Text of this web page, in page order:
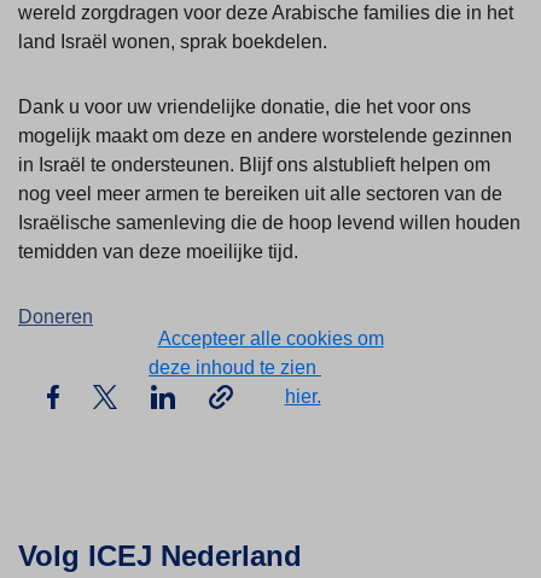
wereld zorgdragen voor deze Arabische families die in het
land Israël wonen, sprak boekdelen.
Dank u voor uw vriendelijke donatie, die het voor ons
mogelijk maakt om deze en andere worstelende gezinnen
in Israël te ondersteunen. Blijf ons alstublieft helpen om
nog veel meer armen te bereiken uit alle sectoren van de
Israëlische samenleving die de hoop levend willen houden
temidden van deze moeilijke tijd.
Doneren
Accepteer alle cookies om
deze inhoud te zien
inhoud
hier.
Volg ICEJ Nederland